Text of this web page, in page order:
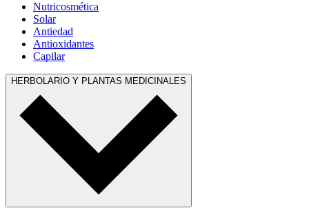
Nutricosmética
Solar
Antiedad
Antioxidantes
Capilar
HERBOLARIO Y PLANTAS MEDICINALES